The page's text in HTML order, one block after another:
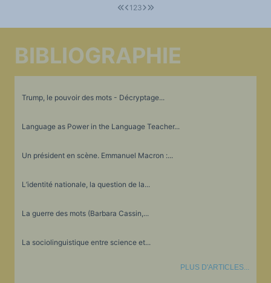
1 23
BIBLIOGRAPHIE
Trump, le pouvoir des mots - Décryptage...
Language as Power in the Language Teacher...
Un président en scène. Emmanuel Macron :...
L’identité nationale, la question de la...
La guerre des mots (Barbara Cassin,...
La sociolinguistique entre science et...
PLUS D'ARTICLES...